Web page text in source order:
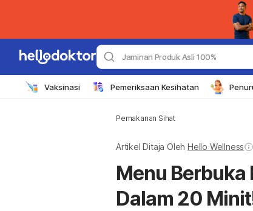
Jaminan Produk Asli 100%
Vaksinasi Pemeriksaan Kesihatan
Pemakanan Sihat
Artikel Ditaja Oleh Hello Wellness
Menu Berbuka
Dalam 20